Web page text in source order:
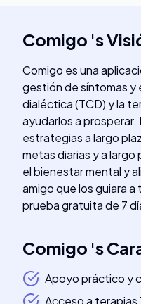
Comigo 's
Comigo es una
gestión de síntomas y
dialéctica (TCD) y la
ayudarlos a
estrategias a largo
metas diarias y a
el bienestar mental y
amigo que los guiara
prueba gratuita de 7
Comigo 's
Apoyo práctico y
Acceso a terapias